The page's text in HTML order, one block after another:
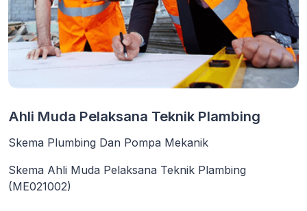
Ahli Muda Pelaksana Teknik Plambing
Skema Plumbing Dan Pompa Mekanik
Skema Ahli Muda Pelaksana Teknik Plambing
(ME021002)